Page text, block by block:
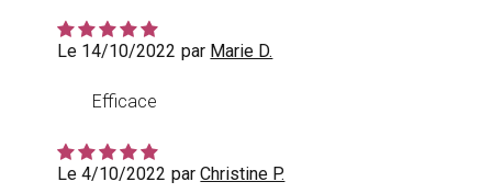
Le 14/10/2022 par Marie D.
Efficace
Le 4/10/2022 parChristine P.